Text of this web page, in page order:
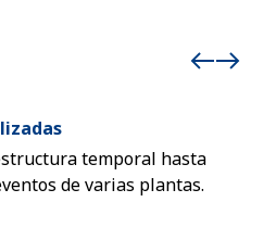
temporal hasta
de varias plantas.